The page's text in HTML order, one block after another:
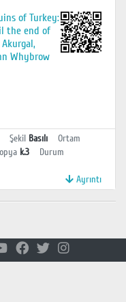
of Turkey:
the end of
Whybrow
Şekil Basılı
Ortam
k.3
Durum
Ayrıntı